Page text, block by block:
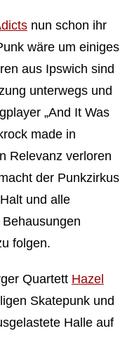
nun schon ihr
wäre um einiges
aus Ipswich sind
unterwegs und
„And It Was
made in
Relevanz verloren
der Punkzirkus
und alle
folgen.
Quartett Hazel
Skatepunk und
Halle auf